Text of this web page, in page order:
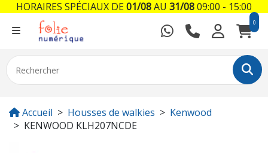
0
Accueil Housses de walkies
Kenwood
KENWOOD KLH207NCDE
HORAIRES SPÉCIAUX DE01/08AU 31/0809:00 - 15:00